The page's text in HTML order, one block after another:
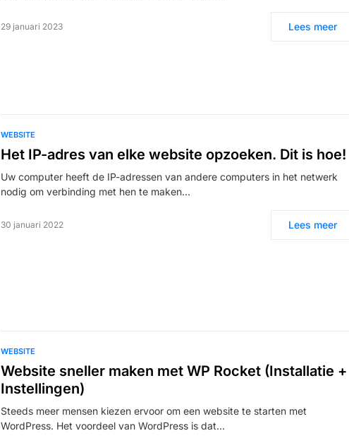
29 januari 2023 Lees meer
WEBSITE
Het IP-adres van elke website opzoeken. Dit is hoe!
Uw computer heeft de IP-adressen van andere computers in het netwerk
nodig om verbinding met hen te maken…
30 januari 2022 Lees meer
WEBSITE
Website sneller maken met WP Rocket (Installatie +
Instellingen)
Steeds meer mensen kiezen ervoor om een website te starten met
WordPress. Het voordeel van WordPress is dat…